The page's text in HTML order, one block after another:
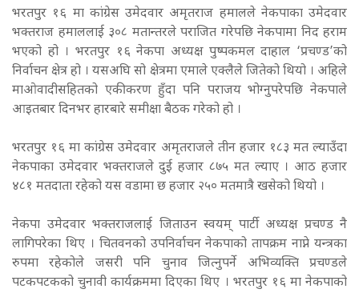
भरतपुर १६ मा कांग्रेस उमेदवार अमृतराज हमालले नेकपाका उमेदवार
भक्तराज हमाललाई ३०८ मतान्तरले पराजित गरेपछि नेकपामा निद हराम
भएको हो । भरतपुर १६ नेकपा अध्यक्ष पुष्पकमल दाहाल ‘प्रचण्ड’को
निर्वाचन क्षेत्र हो । यसअघि सो क्षेत्रमा एमाले एक्लैले जितेको थियो । अहिले
माओवादीसहितको एकीकरण हुँदा पनि पराजय भोग्नुपरेपछि नेकपाले
आइतबार दिनभर हारबारे समीक्षा बैठक गरेको हो ।
भरतपुर १६ मा कांग्रेस उमेदवार अमृतराजले तीन हजार १८३ मत ल्याउँदा
नेकपाका उमेदवार भक्तराजले दुई हजार ८७५ मत ल्याए । आठ हजार
४८१ मतदाता रहेको यस वडामा छ हजार २५० मतमात्रै खसेको थियो ।
नेकपा उमेदवार भक्तराजलाई जिताउन स्वयम् पार्टी अध्यक्ष प्रचण्ड नै
लागिपरेका थिए । चितवनको उपनिर्वाचन नेकपाको तापक्रम नाप्ने यन्त्रका
रुपमा रहेकोले जसरी पनि चुनाव जित्नुपर्ने अभिव्यक्ति प्रचण्डले
पटकपटकको चुनावी कार्यक्रममा दिएका थिए । भरतपुर १६ मा नेकपाको